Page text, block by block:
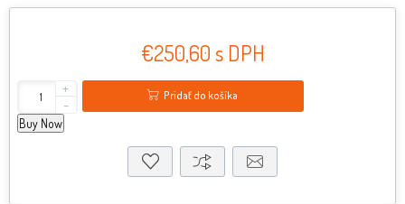
€250,60 s DPH
+
-
Pridať do košíka
Buy Now